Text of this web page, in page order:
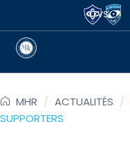
VS
MHR / ACTUALITÉS /
SUPPORTERS